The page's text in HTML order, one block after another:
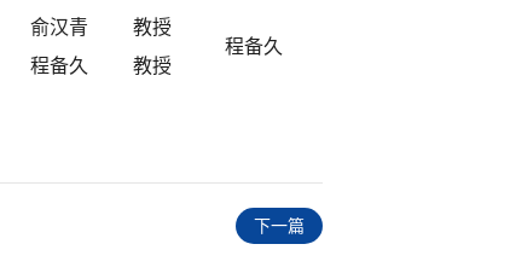
俞汉青
程备久
教授
教授
程备久
下一篇